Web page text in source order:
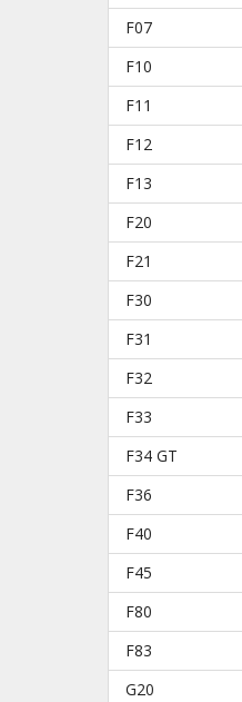
F07
F10
F11
F12
F13
F20
F21
F30
F31
F32
F33
F34 GT
F36
F40
F45
F80
F83
G20